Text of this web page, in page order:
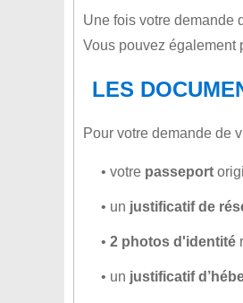
Une fois votre demande
Vous pouvez également
LES
Pour votre demande de
• votre passeport
• un justificatif de
• 2 photos d'identité
• un justificatif